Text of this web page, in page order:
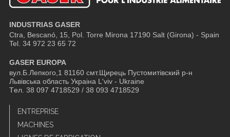
INDUSTRIAS GASER
Ctra, Bescanó, 15, Pol. Torre Mirona 17190 Salt (Girona) - Spain
Tel. 34 972 23 65 72
GASER EUROPA
вул.Б.Лепкого,1 81160 смт.Щирець Пустомитівский р-н
Львівська область Украіна L'viv - Ukraine
Tел. 38 097 4718529 / 38 093 4718529
ENTREPRISE
MACHINES